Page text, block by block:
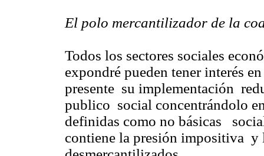
El polo mercantilizador de la
Todos los sectores sociales
expondré pueden tener interés
presente su implementación
publico social concentrándolo
definidas como no básicas
contiene la presión impositiva y